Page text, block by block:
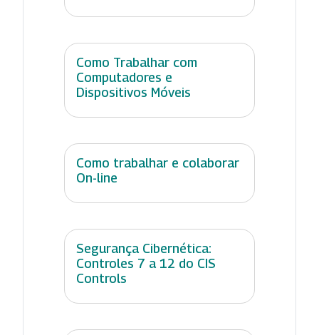
Como Trabalhar com
Computadores e
Dispositivos Móveis
Como trabalhar e colaborar
On-line
Segurança Cibernética:
Controles 7 a 12 do CIS
Controls